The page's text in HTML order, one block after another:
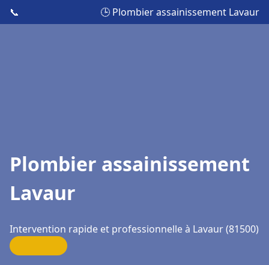
📞 🕒 Plombier assainissement Lavaur
Plombier assainissement
Lavaur
Intervention rapide et professionnelle à Lavaur (81500)